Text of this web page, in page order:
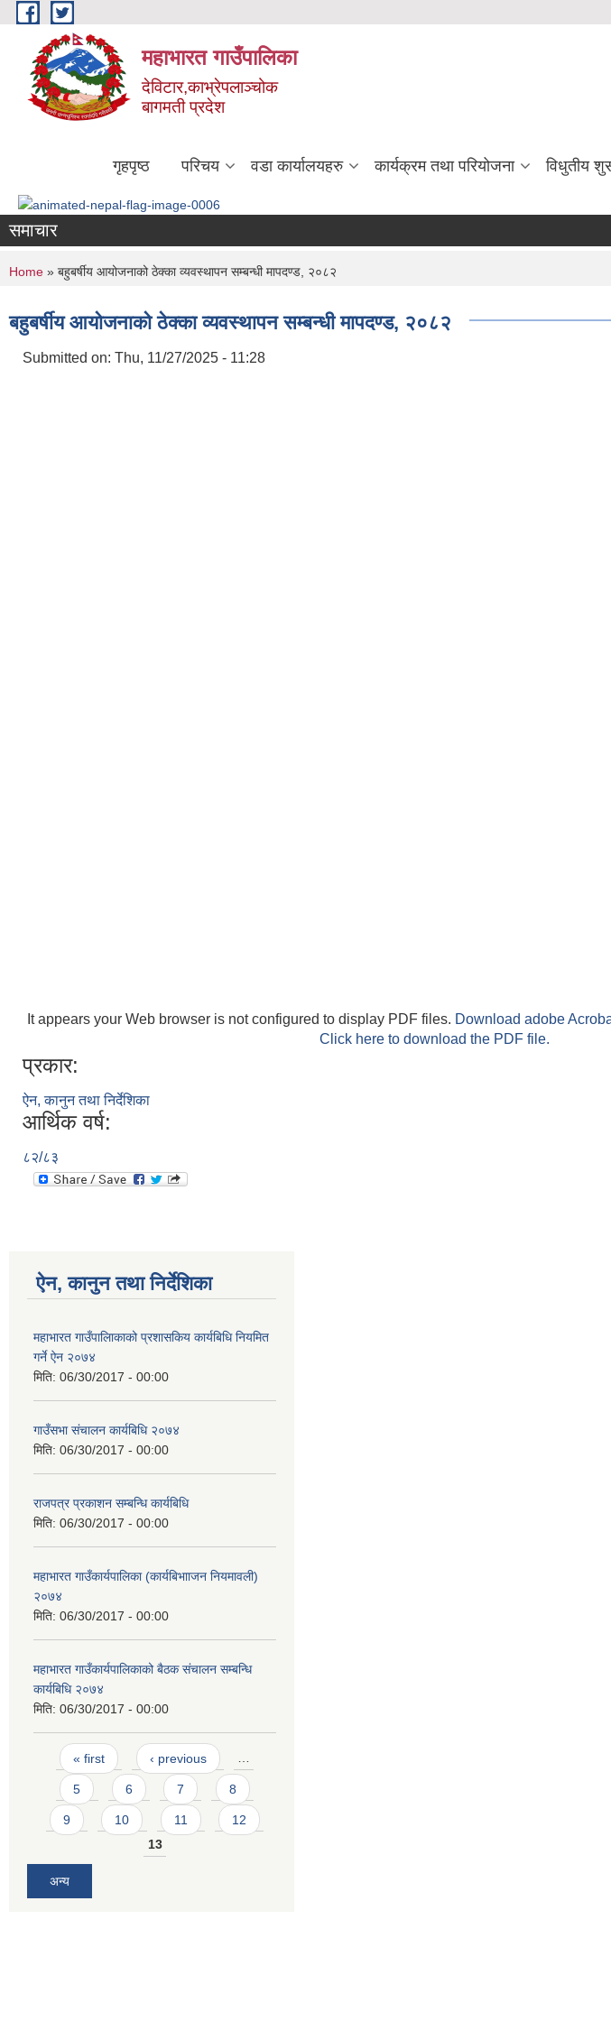
Skip to main content
महाभारत गाउँपालिका
देविटार,काभ्रेपलाञ्चोक
बागमती प्रदेश
गृहपृष्ठ परिचय वडा कार्यालयहरु कार्यक्रम तथा परियोजना विधुतीय
समाचार
You are here
Home » बहुबर्षीय आयोजनाको ठेक्का व्यवस्थापन सम्बन्धी मापदण्ड, २०८२
बहुबर्षीय आयोजनाको ठेक्का व्यवस्थापन सम्बन्धी मापदण्ड, २०८२
Submitted on: Thu, 11/27/2025 - 11:28
It appears your Web browser is not configured to display PDF files. Download adobe
Click here to download the PDF file.
प्रकार:
ऐन, कानुन तथा निर्देशिका
आर्थिक वर्ष:
८२/८३
ऐन, कानुन तथा निर्देशिका
महाभारत गाउँपालिाकाको प्रशासकिय कार्यबिधि नियमित
गर्ने ऐन २०७४
मिति: 06/30/2017 - 00:00
गाउँसभा संचालन कार्यबिधि २०७४
मिति: 06/30/2017 - 00:00
राजपत्र प्रकाशन सम्बन्धि कार्यबिधि
मिति: 06/30/2017 - 00:00
महाभारत गाउँकार्यपालिका (कार्यबिभााजन नियमावली)
२०७४
मिति: 06/30/2017 - 00:00
महाभारत गाउँकार्यपालिकाको बैठक संचालन सम्बन्धि
कार्यबिधि २०७४
मिति: 06/30/2017 - 00:00
Pages
« first ‹ previous …
5 6 7 8
9 10 11
12
13
अन्य